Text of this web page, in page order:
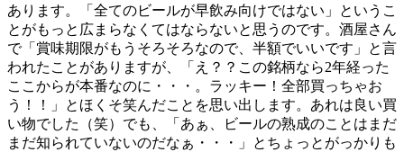
あります。「全てのビールが早飲み向けではない」というこ
とがもっと広まらなくてはならないと思うのです。酒屋さん
で「賞味期限がもうそろそろなので、半額でいいです」と言
われたことがありますが、「え？？この銘柄なら2年経った
ここからが本番なのに・・・。ラッキー！全部買っちゃお
う！！」とほくそ笑んだことを思い出します。あれは良い買
い物でした（笑）でも、「あぁ、ビールの熟成のことはまだ
まだ知られていないのだなぁ・・・」とちょっとがっかりも